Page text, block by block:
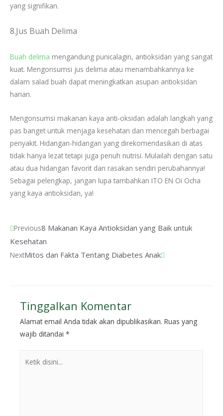
yang signifikan.
8.Jus Buah Delima
Buah delima mengandung punicalagin, antioksidan yang sangat
kuat. Mengonsumsi jus delima atau menambahkannya ke
dalam salad buah dapat meningkatkan asupan antioksidan
harian.
Mengonsumsi makanan kaya anti-oksidan adalah langkah yang
pas banget untuk menjaga kesehatan dan mencegah berbagai
penyakit. Hidangan-hidangan yang direkomendasikan di atas
tidak hanya lezat tetapi juga penuh nutrisi. Mulailah dengan satu
atau dua hidangan favorit dan rasakan sendiri perubahannya!
Sebagai pelengkap, jangan lupa tambahkan ITO EN Oi Ocha
yang kaya antioksidan, ya!
Previous8 Makanan Kaya Antioksidan yang Baik untuk
Kesehatan
NextMitos dan Fakta Tentang Diabetes Anak
Tinggalkan Komentar
Alamat email Anda tidak akan dipublikasikan. Ruas yang
wajib ditandai *